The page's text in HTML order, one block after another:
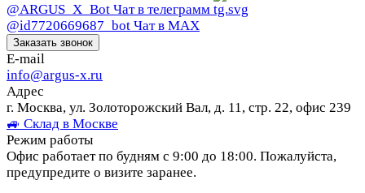
@ARGUS_X_Bot Чат в телеграмм
@id7720669687_bot Чат в МАХ
Заказать звонок
E-mail
info@argus-x.ru
Адрес
г. Москва, ул. Золоторожский Вал, д. 11, стр. 22, офис 239
🚙 Склад в Москве
Режим работы
Офис работает по будням с 9:00 до 18:00. Пожалуйста,
предупредите о визите заранее.